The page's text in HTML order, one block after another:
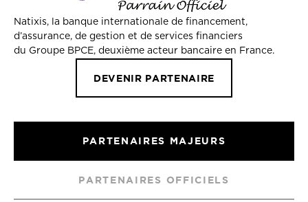
Natixis, la banque internationale de financement,
d’assurance, de gestion et de services financiers
du Groupe BPCE, deuxième acteur bancaire en France.
DEVENIR PARTENAIRE
PARTENAIRES MAJEURS
PARTENAIRES OFFICIELS